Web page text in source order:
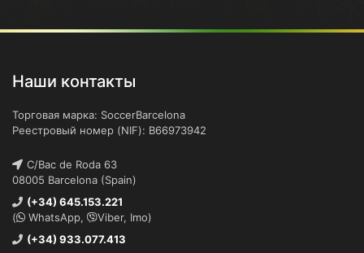
Наши контакты
Торговая марка: SoccerBarcelona
Реестровый номер (NIF): B66973942
C/Bac de Roda 63
08005 Barcelona (Spain)
(+34) 645.153.221
(
WhatsApp,
Viber, Imo)
(+34) 933.077.413